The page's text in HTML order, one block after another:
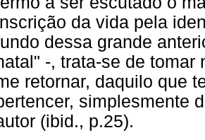
da vida pela
dessa grande
-, trata-se de
retornar, daquilo que
simplesmente
(ibid., p.25).